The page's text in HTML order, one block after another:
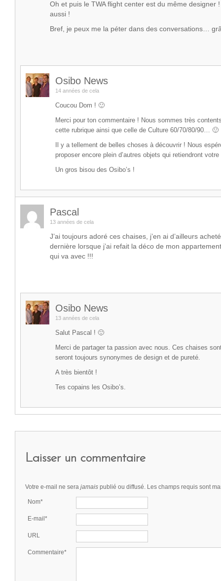
Oh et puis le TWA flight center est du même designer
aussi !
Bref, je peux me la péter dans des conversations…
Osibo News
14 années de cela
Coucou Dom ! 🙂
Merci pour ton commentaire ! Nous sommes très
cette rubrique ainsi que celle de Culture 60/70/80/90… 🙂
Il y a tellement de belles choses à découvrir ! Nous
proposer encore plein d’autres objets qui retiendront
Un gros bisou des Osibo’s !
Pascal
13 années de cela
J’ai toujours adoré ces chaises, j’en ai d’ailleurs
dernière lorsque j’ai refait la déco de mon
qui va avec !!!
Osibo News
13 années de cela
Salut Pascal ! 🙂
Merci de partager ta passion avec nous. Ces chaises
seront toujours synonymes de design et de pureté.
A très bientôt !
Tes copains les Osibo’s.
Laisser un commentaire
Votre e-mail ne sera jamais publié ou diffusé. Les champs requis sont
Nom*
E-mail*
URL
Commentaire*